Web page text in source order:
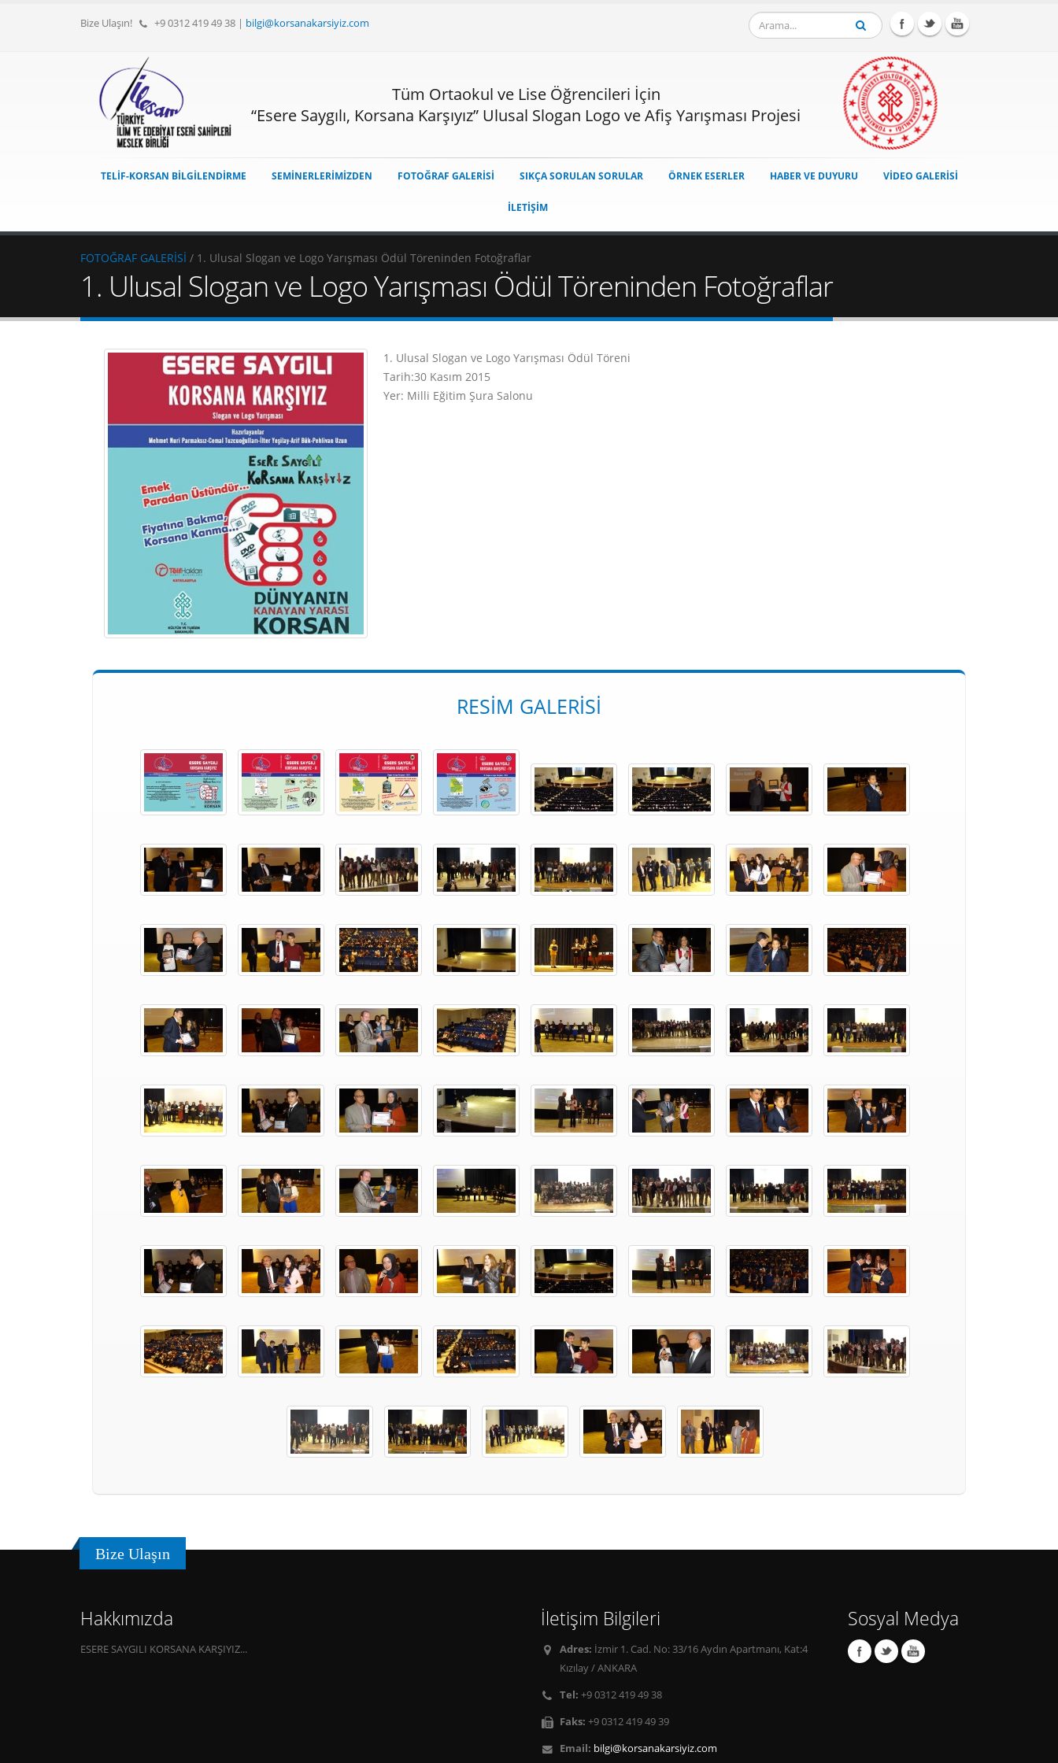
Bize Ulaşın! +9 0312 419 49 38 | bilgi@korsanakarsiyiz.com
Tüm Ortaokul ve Lise Öğrencileri İçin
“Esere Saygılı, Korsana Karşıyız” Ulusal Slogan Logo ve Afiş Yarışması Projesi
TELİF-KORSAN BİLGİLENDİRME SEMİNERLERİMİZDEN FOTOĞRAF GALERİSİ SIKÇA SORULAN SORULAR ÖRNEK ESERLER HABER VE DUYURU VİDEO GALERİSİ
İLETİŞİM
FOTOĞRAF GALERİSİ / 1. Ulusal Slogan ve Logo Yarışması Ödül Töreninden Fotoğraflar
1. Ulusal Slogan ve Logo Yarışması Ödül Töreninden Fotoğraflar
1. Ulusal Slogan ve Logo Yarışması Ödül Töreni
Tarih:30 Kasım 2015
Yer: Milli Eğitim Şura Salonu
RESIM GALERISI
Bize Ulaşın
Hakkımızda
ESERE SAYGILI KORSANA KARŞIYIZ...
İletişim Bilgileri
Adres: İzmir 1. Cad. No: 33/16 Aydın Apartmanı, Kat:4
Kızılay / ANKARA
Tel: +9 0312 419 49 38
Faks: +9 0312 419 49 39
Email: bilgi@korsanakarsiyiz.com
Sosyal Medya